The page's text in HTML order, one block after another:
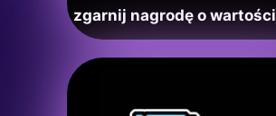
zgarnij nagrodę o wartości